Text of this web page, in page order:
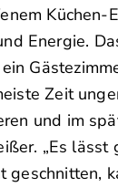
Küchen-
Energie.
Zeit
und im
„Es